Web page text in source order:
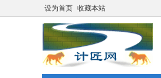
设为首页 收藏本站